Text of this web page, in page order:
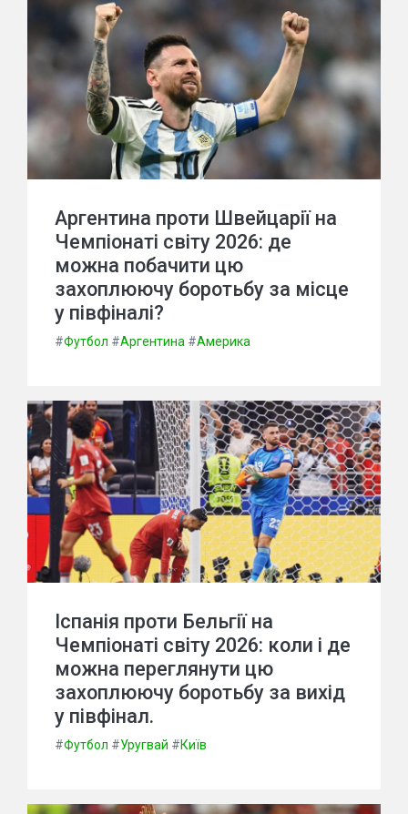
Аргентина проти Швейцарії на
Чемпіонаті світу 2026: де
можна побачити цю
захоплюючу боротьбу за місце
у півфіналі?
#Футбол #Аргентина #Америка
Іспанія проти Бельгії на
Чемпіонаті світу 2026: коли і де
можна переглянути цю
захоплюючу боротьбу за вихід
у півфінал.
#Футбол #Уругвай #Київ